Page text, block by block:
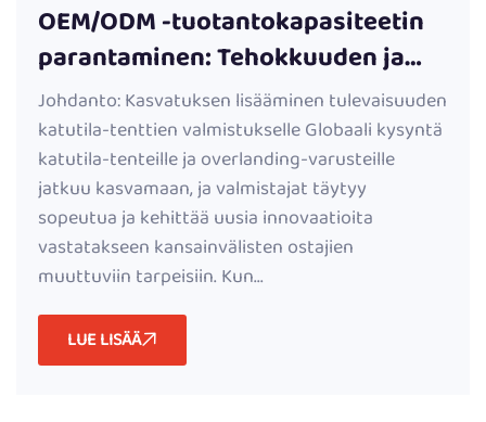
OEM/ODM -tuotantokapasiteetin
parantaminen: Tehokkuuden ja
laadun parantaminen katto-
tenttien valmistuksessa
Johdanto: Kasvatuksen lisääminen tulevaisuuden
katutila-tenttien valmistukselle Globaali kysyntä
katutila-tenteille ja overlanding-varusteille
jatkuu kasvamaan, ja valmistajat täytyy
sopeutua ja kehittää uusia innovaatioita
vastatakseen kansainvälisten ostajien
muuttuviin tarpeisiin. Kun...
LUE LISÄÄ